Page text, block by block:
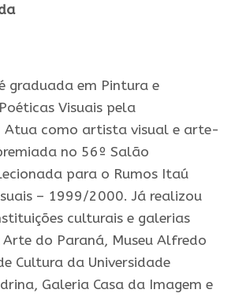
graduada em Pintura e
Visuais pela
Atua como artista visual e arte-
no 56º Salão
para o Rumos Itaú
– 1999/2000. Já realizou
culturais e galerias
Arte do Paraná, Museu Alfredo
Cultura da Universidade
Galeria Casa da Imagem e